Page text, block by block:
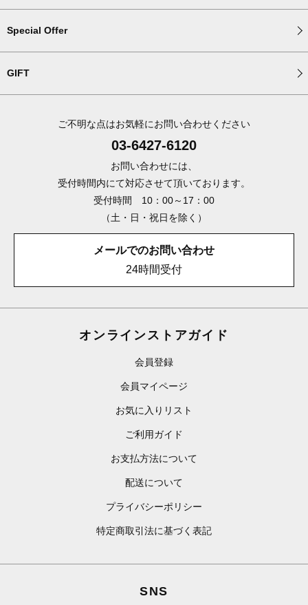
Special Offer
GIFT
ご不明な点はお気軽にお問い合わせください
03-6427-6120
お問い合わせには、
受付時間内にて対応させて頂いております。
受付時間 10：00～17：00
（土・日・祝日を除く）
メールでのお問い合わせ
24時間受付
オンラインストアガイド
会員登録
会員マイページ
お気に入りリスト
ご利用ガイド
お支払方法について
配送について
プライバシーポリシー
特定商取引法に基づく表記
SNS